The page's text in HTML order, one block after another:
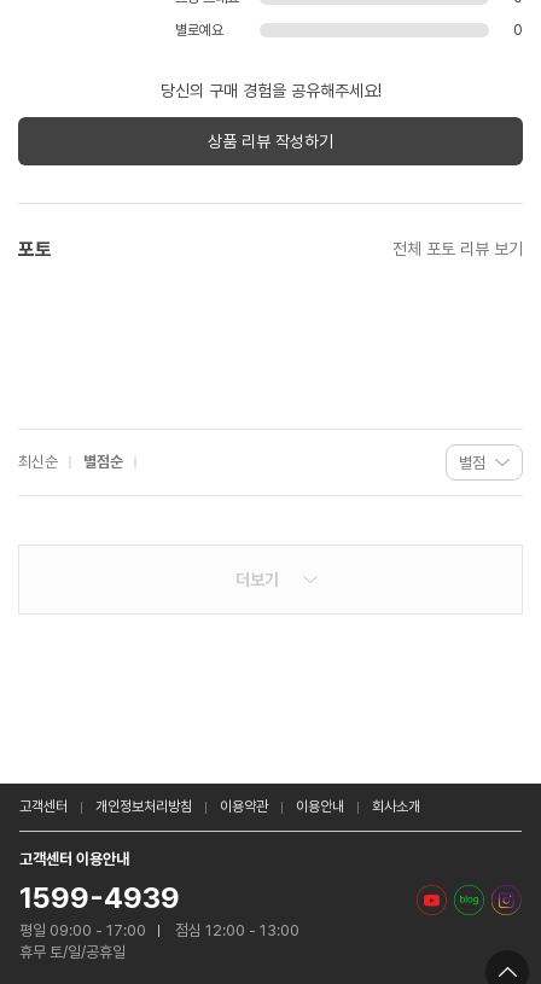
별로예요
0
당신의 구매 경험을 공유해주세요!
상품 리뷰 작성하기
포토 전체 포토 리뷰 보기
최신순 별점순
더보기
고객센터 개인정보처리방침 이용약관 이용안내 회사소개
고객센터 이용안내
1599-4939
평일 09:00 - 17:00
점심 12:00 - 13:00
휴무 토/일/공휴일